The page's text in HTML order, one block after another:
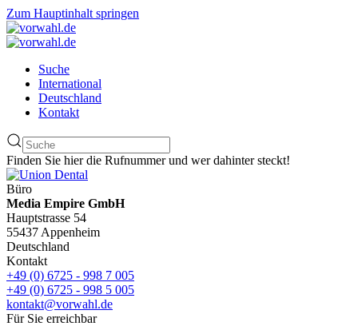
Zum Hauptinhalt springen
Suche
International
Deutschland
Kontakt
Finden Sie hier die Rufnummer und wer dahinter steckt!
Büro
Media Empire GmbH
Hauptstrasse 54
55437 Appenheim
Deutschland
Kontakt
+49 (0) 6725 - 998 7 005
+49 (0) 6725 - 998 5 005
kontakt@vorwahl.de
Für Sie erreichbar